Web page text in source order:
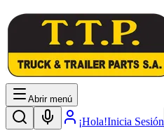
Abrir menú
¡Hola!Inicia Sesión